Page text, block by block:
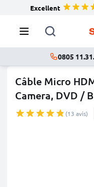
Excellent
0805
Câble Micro
Camera, DVD /
(13 avis)